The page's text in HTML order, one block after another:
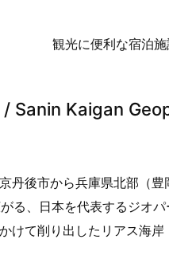
観光に便利な宿泊施
Sanin Kaigan
丹後市から兵庫県北部（
る、日本を代表するジオ
けて削り出したリアス海